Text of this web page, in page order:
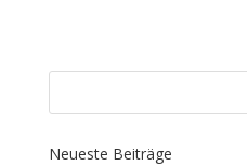
Neueste Beiträge